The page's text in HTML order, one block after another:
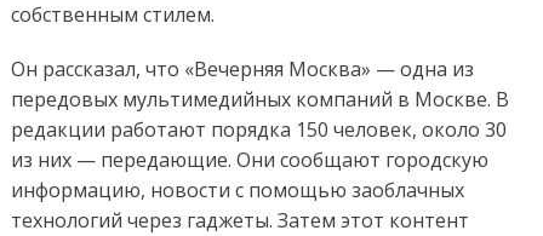
собственным стилем.
Он рассказал, что «Вечерняя Москва» — одна из
передовых мультимедийных компаний в Москве. В
редакции работают порядка 150 человек, около 30
из них — передающие. Они сообщают городскую
информацию, новости с помощью заоблачных
технологий через гаджеты. Затем этот контент